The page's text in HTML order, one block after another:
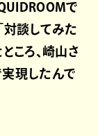
で
対談してみた
ころ、崎山さ
現したんで